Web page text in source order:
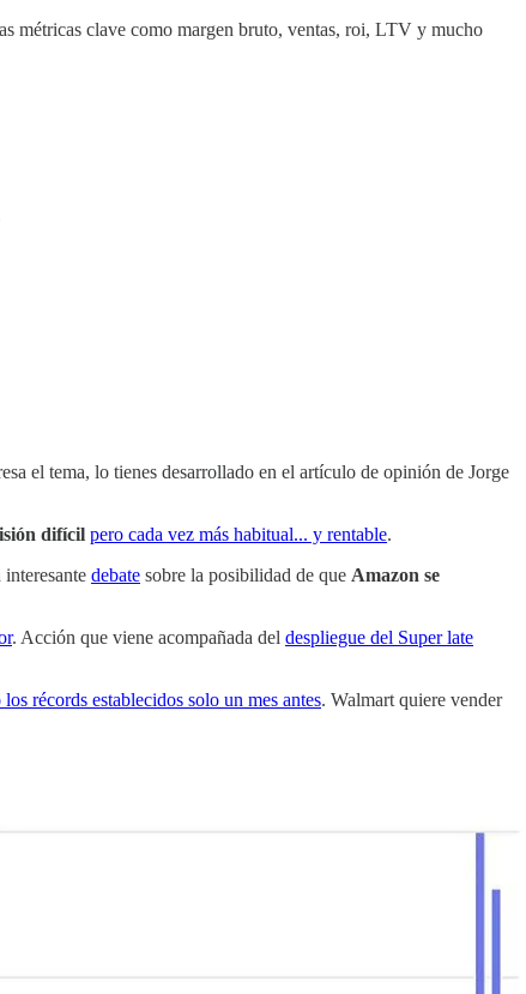
métricas clave como margen bruto, ventas, roi, LTV y mucho
el tema, lo tienes desarrollado en el artículo de opinión de Jorge
difícil pero cada vez más habitual... y rentable.
debate sobre la posibilidad de que Amazon se
. Acción que viene acompañada del despliegue del Super late
récords establecidos solo un mes antes. Walmart quiere vender